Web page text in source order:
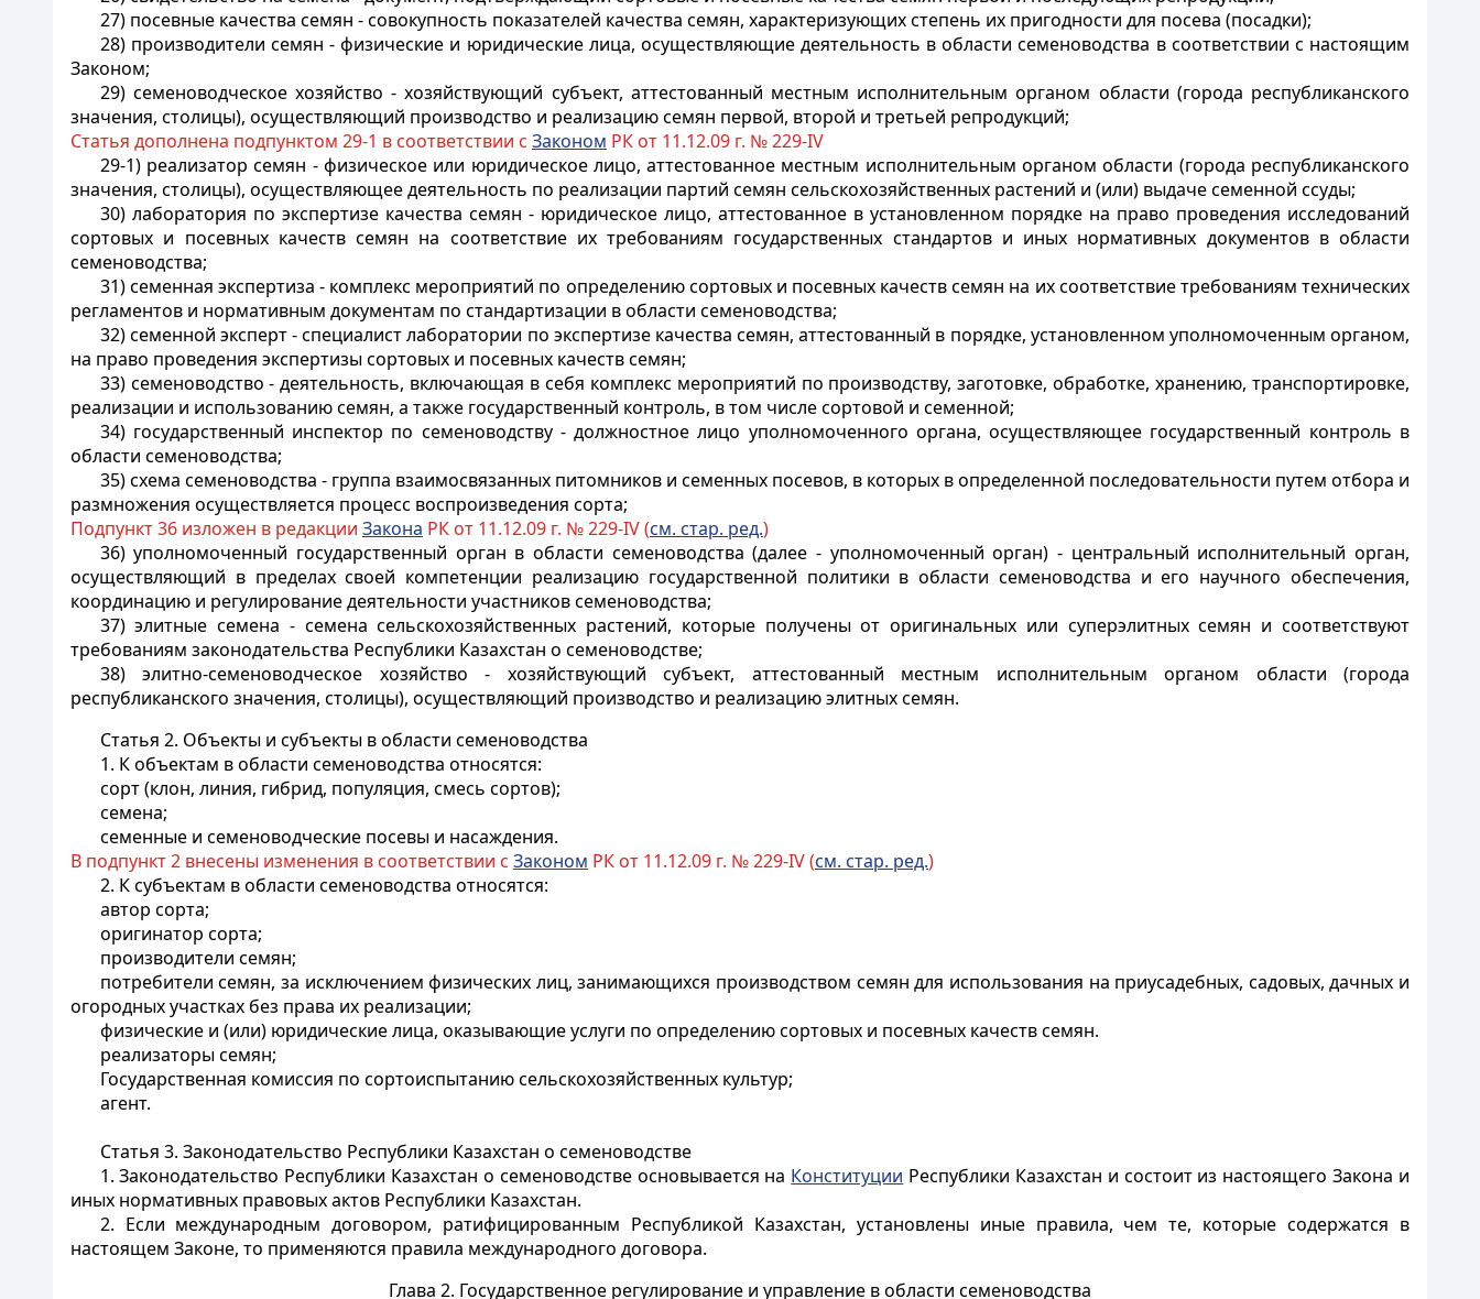
27) посевные качества семян - совокупность показателей качества семян, характеризующих степень их пригодности для посева (посадки);
28) производители семян - физические и юридические лица, осуществляющие деятельность в области семеноводства в соответствии с настоящим
Законом;
29) семеноводческое хозяйство - хозяйствующий субъект, аттестованный местным исполнительным органом области (города республиканского
значения, столицы), осуществляющий производство и реализацию семян первой, второй и третьей репродукций;
Статья дополнена подпунктом 29-1 в соответствии с Законом РК от 11.12.09 г. № 229-IV
29-1) реализатор семян - физическое или юридическое лицо, аттестованное местным исполнительным органом области (города республиканского
значения, столицы), осуществляющее деятельность по реализации партий семян сельскохозяйственных растений и (или) выдаче семенной ссуды;
30) лаборатория по экспертизе качества семян - юридическое лицо, аттестованное в установленном порядке на право проведения исследований
сортовых и посевных качеств семян на соответствие их требованиям государственных стандартов и иных нормативных документов в области
семеноводства;
31) семенная экспертиза - комплекс мероприятий по определению сортовых и посевных качеств семян на их соответствие требованиям технических
регламентов и нормативным документам по стандартизации в области семеноводства;
32) семенной эксперт - специалист лаборатории по экспертизе качества семян, аттестованный в порядке, установленном уполномоченным органом,
на право проведения экспертизы сортовых и посевных качеств семян;
33) семеноводство - деятельность, включающая в себя комплекс мероприятий по производству, заготовке, обработке, хранению, транспортировке,
реализации и использованию семян, а также государственный контроль, в том числе сортовой и семенной;
34) государственный инспектор по семеноводству - должностное лицо уполномоченного органа, осуществляющее государственный контроль в
области семеноводства;
35) схема семеноводства - группа взаимосвязанных питомников и семенных посевов, в которых в определенной последовательности путем отбора и
размножения осуществляется процесс воспроизведения сорта;
Подпункт 36 изложен в редакции Закона РК от 11.12.09 г. № 229-IV (см. стар. ред.)
36) уполномоченный государственный орган в области семеноводства (далее - уполномоченный орган) - центральный исполнительный орган,
осуществляющий в пределах своей компетенции реализацию государственной политики в области семеноводства и его научного обеспечения,
координацию и регулирование деятельности участников семеноводства;
37) элитные семена - семена сельскохозяйственных растений, которые получены от оригинальных или суперэлитных семян и соответствуют
требованиям законодательства Республики Казахстан о семеноводстве;
38) элитно-семеноводческое хозяйство - хозяйствующий субъект, аттестованный местным исполнительным органом области (города
республиканского значения, столицы), осуществляющий производство и реализацию элитных семян.
Статья 2. Объекты и субъекты в области семеноводства
1. К объектам в области семеноводства относятся:
сорт (клон, линия, гибрид, популяция, смесь сортов);
семена;
семенные и семеноводческие посевы и насаждения.
В подпункт 2 внесены изменения в соответствии с Законом РК от 11.12.09 г. № 229-IV (см. стар. ред.)
2. К субъектам в области семеноводства относятся:
автор сорта;
оригинатор сорта;
производители семян;
потребители семян, за исключением физических лиц, занимающихся производством семян для использования на приусадебных, садовых, дачных и
огородных участках без права их реализации;
физические и (или) юридические лица, оказывающие услуги по определению сортовых и посевных качеств семян.
реализаторы семян;
Государственная комиссия по сортоиспытанию сельскохозяйственных культур;
агент.
Статья 3. Законодательство Республики Казахстан о семеноводстве
1. Законодательство Республики Казахстан о семеноводстве основывается на Конституции Республики Казахстан и состоит из настоящего Закона и
иных нормативных правовых актов Республики Казахстан.
2. Если международным договором, ратифицированным Республикой Казахстан, установлены иные правила, чем те, которые содержатся в
настоящем Законе, то применяются правила международного договора.
Глава 2. Государственное регулирование и управление в области семеноводства